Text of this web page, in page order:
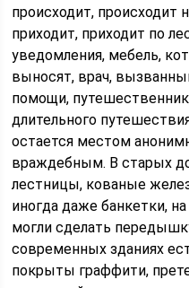
происходит, происходит
приходит, приходит по
уведомления, мебель,
выносят, врач,
помощи,
длительного
остается местом
враждебным. В старых
лестницы, кованые
иногда даже банкетки,
могли сделать
современных зданиях
покрыты граффити,